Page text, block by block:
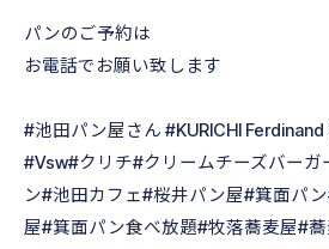
パンのご予約は
お電話でお願い致します
#池田パン屋さん #KURICHI Ferdinand
#Vsw#クリチ#クリームチーズバー
ン#池田カフェ#桜井パン屋#箕面パ
屋#箕面パン食べ放題#牧落蕎麦屋#